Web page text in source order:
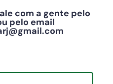
com a gente pelo
pelo email